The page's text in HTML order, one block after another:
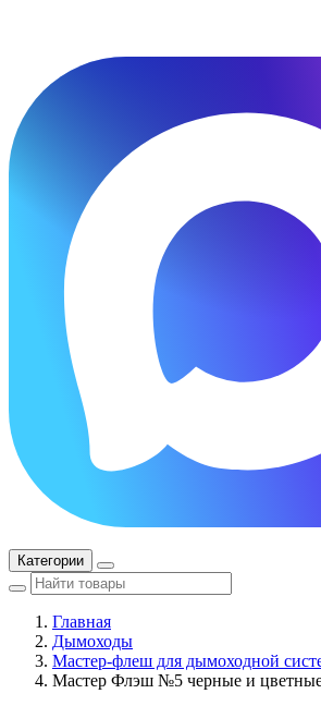
Категории
Главная
Дымоходы
Мастер-флеш для дымоходной
Мастер Флэш №5 черные и